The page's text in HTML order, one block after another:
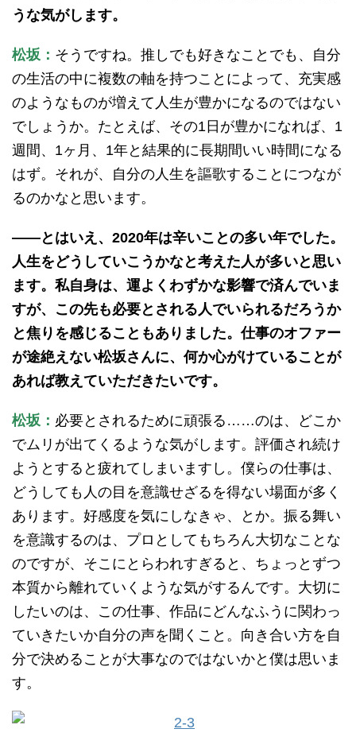
うな気がします。
松坂： そうですね。推しでも好きなことでも、自分
の生活の中に複数の軸を持つことによって、充実感
のようなものが増えて人生が豊かになるのではない
でしょうか。たとえば、その1日が豊かになれば、1
週間、1ヶ月、1年と結果的に長期間いい時間になる
はず。それが、自分の人生を謳歌することにつなが
るのかなと思います。
——とはいえ、2020年は辛いことの多い年でした。
人生をどうしていこうかなと考えた人が多いと思い
ます。私自身は、運よくわずかな影響で済んでいま
すが、この先も必要とされる人でいられるだろうか
と焦りを感じることもありました。仕事のオファー
が途絶えない松坂さんに、何か心がけていることが
あれば教えていただきたいです。
松坂： 必要とされるために頑張る……のは、どこか
でムリが出てくるような気がします。評価され続け
ようとすると疲れてしまいますし。僕らの仕事は、
どうしても人の目を意識せざるを得ない場面が多く
あります。好感度を気にしなきゃ、とか。振る舞い
を意識するのは、プロとしてもちろん大切なことな
のですが、そこにとらわれすぎると、ちょっとずつ
本質から離れていくような気がするんです。大切に
したいのは、この仕事、作品にどんなふうに関わっ
ていきたいか自分の声を聞くこと。向き合い方を自
分で決めることが大事なのではないかと僕は思いま
す。